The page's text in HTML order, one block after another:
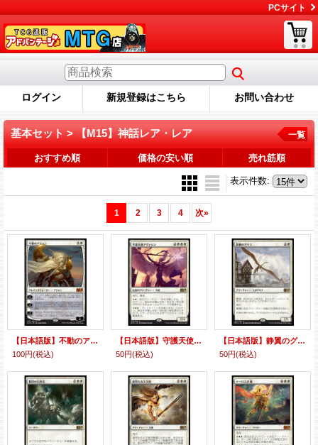
PCサイト
ログイン 新規登録はこちら お問い合わせ
基本セット > 【M15】神話レア・レア 一覧
おすすめ順 価格の安い順 売れ筋順
表示件数:
1 2 3 4 次»
【日本語版】不動のアジャニ/Ajani Steadfast
100円(税込)
【日本語版】守護天使アヴァシン/Avacyn, Guardian Angel
50円(税込)
【日本語版】静翼のグリフ/Hushwing Gryff
50円(税込)